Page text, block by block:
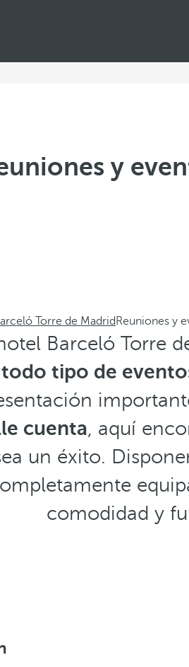
y
Torre de Madrid Reuniones y
Barceló Torre
todo tipo de
cuenta, aquí
un éxito.
comodidad y